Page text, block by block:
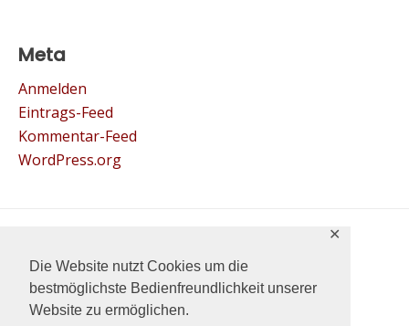
Die Website nutzt Cookies um die
bestmöglichste Bedienfreundlichkeit unserer
Website zu ermöglichen.
✕
Meta
Anmelden
Eintrags-Feed
Kommentar-Feed
WordPress.org